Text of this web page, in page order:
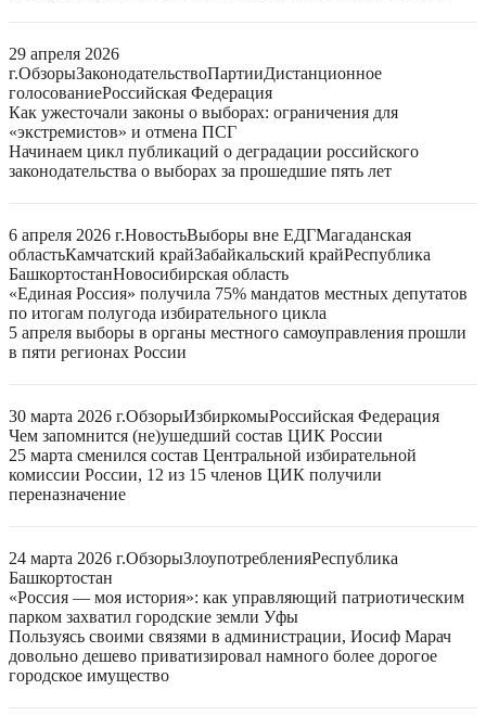
29 апреля 2026
г.ОбзорыЗаконодательствоПартииДистанционное
голосованиеРоссийская Федерация
Как ужесточали законы о выборах: ограничения для
«экстремистов» и отмена ПСГ
Начинаем цикл публикаций о деградации российского
законодательства о выборах за прошедшие пять лет
6 апреля 2026 г.НовостьВыборы вне ЕДГМагаданская
областьКамчатский крайЗабайкальский крайРеспублика
БашкортостанНовосибирская область
«Единая Россия» получила 75% мандатов местных депутатов
по итогам полугода избирательного цикла
5 апреля выборы в органы местного самоуправления прошли
в пяти регионах России
30 марта 2026 г.ОбзорыИзбиркомыРоссийская Федерация
Чем запомнится (не)ушедший состав ЦИК России
25 марта сменился состав Центральной избирательной
комиссии России, 12 из 15 членов ЦИК получили
переназначение
24 марта 2026 г.ОбзорыЗлоупотребленияРеспублика
Башкортостан
«Россия — моя история»: как управляющий патриотическим
парком захватил городские земли Уфы
Пользуясь своими связями в администрации, Иосиф Марач
довольно дешево приватизировал намного более дорогое
городское имущество